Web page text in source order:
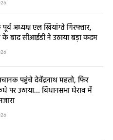
अध्यक्ष एल खियांग्ते गिरफ्तार,
बाद सीआईडी ने उठाया बड़ा कदम
पहुंचे देवेंद्रनाथ महतो, फिर
पर उठाया… विधानसभा घेराव में